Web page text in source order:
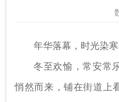
年华落幕，时光染
冬至欢愉，常安常
悄然而来，铺在街道上